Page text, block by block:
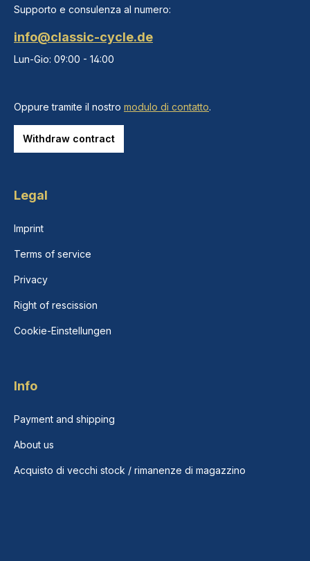
Supporto e consulenza al numero:
info@classic-cycle.de
Lun-Gio: 09:00 - 14:00
Oppure tramite il nostro modulo di contatto.
Withdraw contract
Legal
Imprint
Terms of service
Privacy
Right of rescission
Cookie-Einstellungen
Info
Payment and shipping
About us
Acquisto di vecchi stock / rimanenze di magazzino